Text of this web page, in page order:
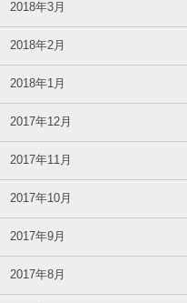
2018年3月
2018年2月
2018年1月
2017年12月
2017年11月
2017年10月
2017年9月
2017年8月